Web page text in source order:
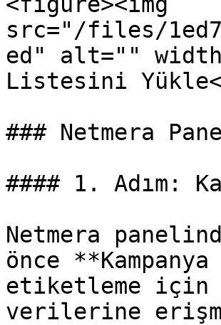
src="/files/
ed" alt=""
Listesini
### Netmera
#### 1. Adım:
Netmera
önce
etiketleme için
verilerine